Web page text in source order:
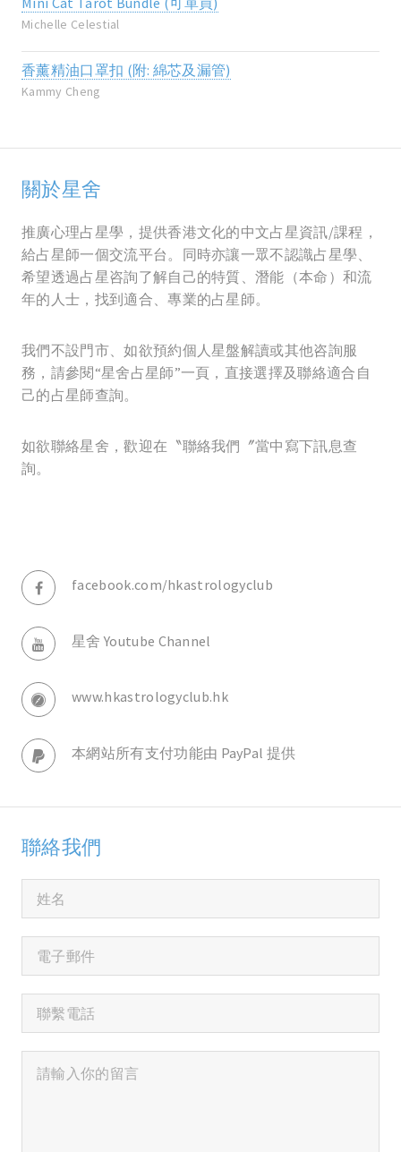
Michelle Celestial
香薰精油口罩扣 (附: 綿芯及漏管)
Kammy Cheng
關於星舍
推廣心理占星學，提供香港文化的中文占星資訊/課程，
給占星師一個交流平台。同時亦讓一眾不認識占星學、
希望透過占星咨詢了解自己的特質、潛能（本命）和流
年的人士，找到適合、專業的占星師。
我們不設門市、如欲預約個人星盤解讀或其他咨詢服
務，請參閱“星舍占星師”一頁，直接選擇及聯絡適合自
己的占星師查詢。
如欲聯絡星舍，歡迎在〝聯絡我們〞當中寫下訊息查
詢。
facebook.com/hkastrologyclub
星舍 Youtube Channel
www.hkastrologyclub.hk
本網站所有支付功能由 PayPal 提供
聯絡我們